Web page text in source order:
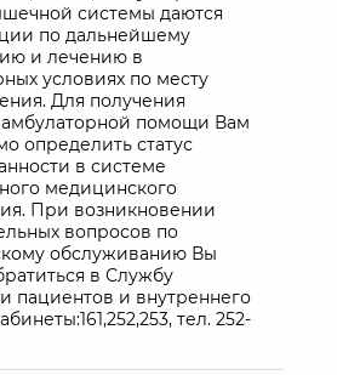
системы даются
по дальнейшему
и лечению в
условиях по месту
Для получения
помощи Вам
определить статус
в системе
медицинского
При возникновении
вопросов по
обслуживанию Вы
в Службу
пациентов и внутреннего
тел. 252-